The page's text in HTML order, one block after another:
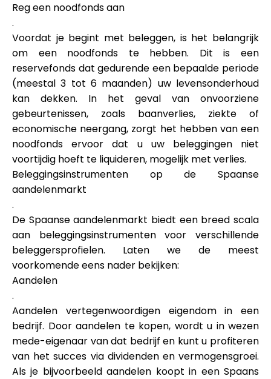
Reg een noodfonds aan
.
Voordat je begint met beleggen, is het belangrijk
om een noodfonds te hebben. Dit is een
reservefonds dat gedurende een bepaalde periode
(meestal 3 tot 6 maanden) uw levensonderhoud
kan dekken. In het geval van onvoorziene
gebeurtenissen, zoals baanverlies, ziekte of
economische neergang, zorgt het hebben van een
noodfonds ervoor dat u uw beleggingen niet
voortijdig hoeft te liquideren, mogelijk met verlies.
Beleggingsinstrumenten op de Spaanse
aandelenmarkt
.
De Spaanse aandelenmarkt biedt een breed scala
aan beleggingsinstrumenten voor verschillende
beleggersprofielen. Laten we de meest
voorkomende eens nader bekijken:
Aandelen
.
Aandelen vertegenwoordigen eigendom in een
bedrijf. Door aandelen te kopen, wordt u in wezen
mede-eigenaar van dat bedrijf en kunt u profiteren
van het succes via dividenden en vermogensgroei.
Als je bijvoorbeeld aandelen koopt in een Spaans